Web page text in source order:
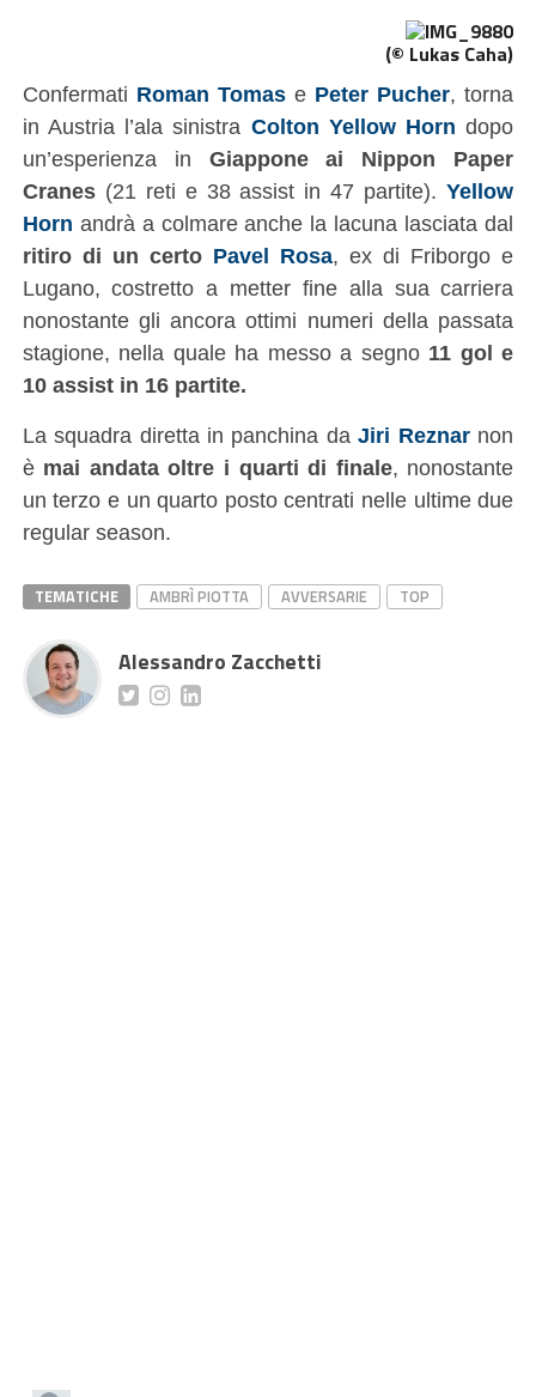
(© Lukas Caha)
Confermati Roman Tomase Peter Pucher, torna
in Austria l’ala sinistra Colton Yellow Horn dopo
un’esperienza in Giappone ai Nippon Paper
Cranes(21 reti e 38 assist in 47 partite).Yellow
Horn andrà a colmare anche la lacuna lasciata dal
ritiro di un certo Pavel Rosa, ex di Friborgo e
Lugano, costretto a metter fine alla sua carriera
nonostante gli ancora ottimi numeri della passata
stagione, nella quale ha messo a segno 11 gol e
10 assist in 16 partite.
La squadra diretta in panchina daJiri Reznarnon
è mai andata oltre i quarti di finale, nonostante
un terzo e un quarto posto centrati nelle ultime due
regular season.
TEMATICHE AMBRÌ PIOTTA AVVERSARIE TOP
Alessandro Zacchetti